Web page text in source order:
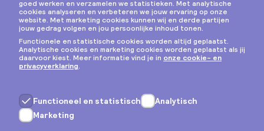
Privacy & cookies
Algemene voorwaarden